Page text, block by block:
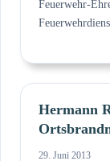
Feuerwehr-
Hermann
29. Juni 2013